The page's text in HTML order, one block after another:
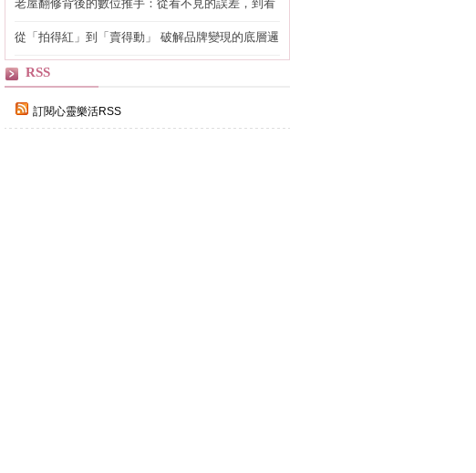
老屋翻修背後的數位推手：從看不見的誤差，到看
從「拍得紅」到「賣得動」 破解品牌變現的底層邏
RSS
訂閱心靈樂活RSS